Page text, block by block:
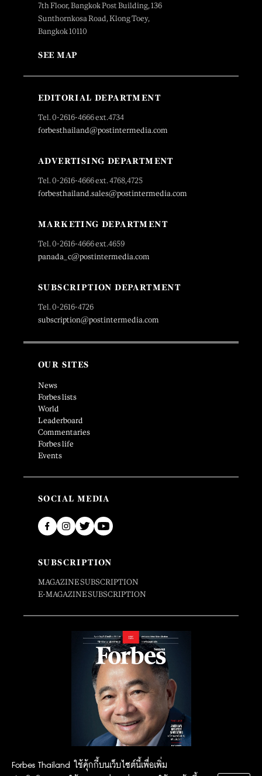
Forbes Thailand ใช้คุ้กกี้บนเว็บไซต์นี้เพื่อเพิ่ม
7th Floor, Bangkok Post Building, 136
Sunthornkosa Road, Klong Toey,
Bangkok 10110
SEE MAP
EDITORIAL DEPARTMENT
Tel. 0-2616-4666 ext.4734
forbesthailand@postintermedia.com
ADVERTISING DEPARTMENT
Tel. 0-2616-4666 ext. 4768,4725
forbesthailand.sales@postintermedia.com
MARKETING DEPARTMENT
Tel. 0-2616-4666 ext.4659
panada_c@postintermedia.com
SUBSCRIPTION DEPARTMENT
Tel. 0-2616-4726
subscription@postintermedia.com
OUR SITES
News
Forbes lists
World
Leaderboard
Commentaries
Forbes life
Events
SOCIAL MEDIA
SUBSCRIPTION
MAGAZINE SUBSCRIPTION
E-MAGAZINE SUBSCRIPTION